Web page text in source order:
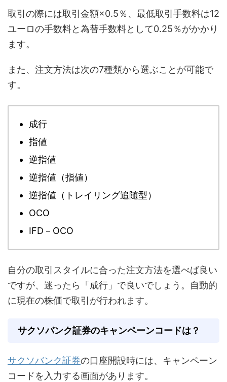
取引の際には取引金額×0.5％、最低取引手数料は12
ユーロの手数料と為替手数料として0.25％がかかり
ます。
また、注文方法は次の7種類から選ぶことが可能で
す。
成行
指値
逆指値
逆指値（指値）
逆指値（トレイリング追随型）
OCO
IFD－OCO
自分の取引スタイルに合った注文方法を選べば良い
ですが、迷ったら「成行」で良いでしょう。自動的
に現在の株価で取引が行われます。
サクソバンク証券のキャンペーンコードは？
サクソバンク証券の口座開設時には、キャンペーン
コードを入力する画面があります。